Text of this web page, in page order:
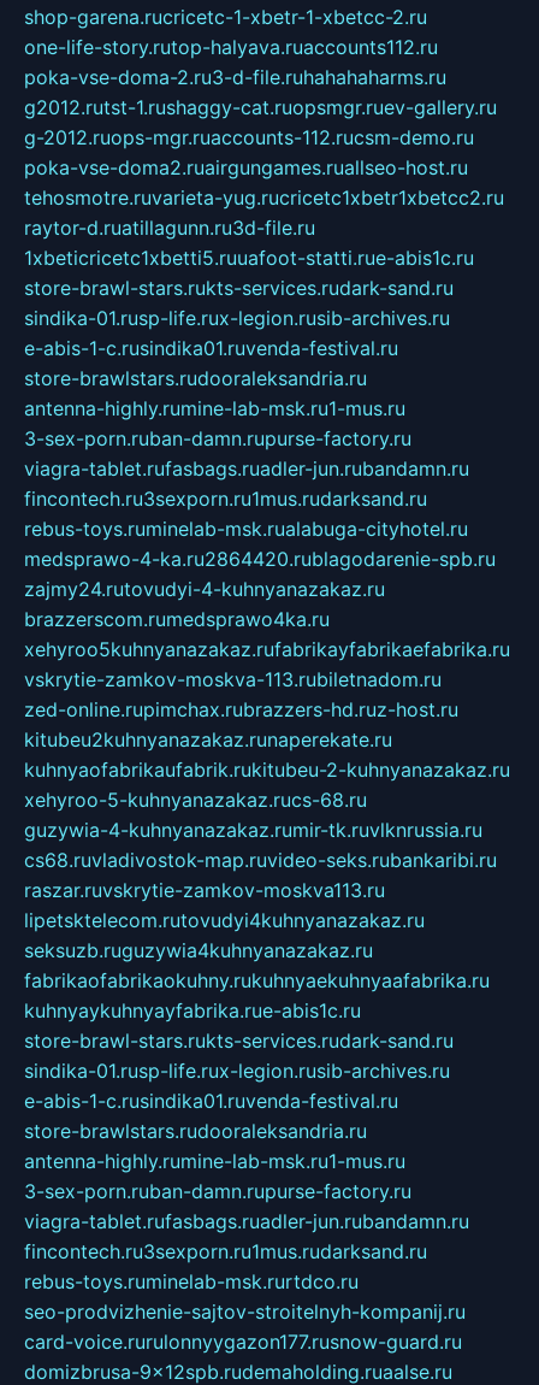
shop-garena.rucricetc-1-xbetr-1-xbetcc-2.ru
one-life-story.rutop-halyava.ruaccounts112.ru
poka-vse-doma-2.ru3-d-file.ruhahahaharms.ru
g2012.rutst-1.rushaggy-cat.ruopsmgr.ruev-gallery.ru
g-2012.ruops-mgr.ruaccounts-112.rucsm-demo.ru
poka-vse-doma2.ruairgungames.ruallseo-host.ru
tehosmotre.ruvarieta-yug.rucricetc1xbetr1xbetcc2.ru
raytor-d.ruatillagunn.ru3d-file.ru
1xbeticricetc1xbetti5.ruuafoot-statti.rue-abis1c.ru
store-brawl-stars.rukts-services.rudark-sand.ru
sindika-01.rusp-life.rux-legion.rusib-archives.ru
e-abis-1-c.rusindika01.ruvenda-festival.ru
store-brawlstars.rudooraleksandria.ru
antenna-highly.rumine-lab-msk.ru1-mus.ru
3-sex-porn.ruban-damn.rupurse-factory.ru
viagra-tablet.rufasbags.ruadler-jun.rubandamn.ru
fincontech.ru3sexporn.ru1mus.rudarksand.ru
rebus-toys.ruminelab-msk.rualabuga-cityhotel.ru
medsprawo-4-ka.ru2864420.rublagodarenie-spb.ru
zajmy24.rutovudyi-4-kuhnyanazakaz.ru
brazzerscom.rumedsprawo4ka.ru
xehyroo5kuhnyanazakaz.rufabrikayfabrikaefabrika.ru
vskrytie-zamkov-moskva-113.rubiletnadom.ru
zed-online.rupimchax.rubrazzers-hd.ruz-host.ru
kitubeu2kuhnyanazakaz.runaperekate.ru
kuhnyaofabrikaufabrik.rukitubeu-2-kuhnyanazakaz.ru
xehyroo-5-kuhnyanazakaz.rucs-68.ru
guzywia-4-kuhnyanazakaz.rumir-tk.ruvlknrussia.ru
cs68.ruvladivostok-map.ruvideo-seks.rubankaribi.ru
raszar.ruvskrytie-zamkov-moskva113.ru
lipetsktelecom.rutovudyi4kuhnyanazakaz.ru
seksuzb.ruguzywia4kuhnyanazakaz.ru
fabrikaofabrikaokuhny.rukuhnyaekuhnyaafabrika.ru
kuhnyaykuhnyayfabrika.rue-abis1c.ru
store-brawl-stars.rukts-services.rudark-sand.ru
sindika-01.rusp-life.rux-legion.rusib-archives.ru
e-abis-1-c.rusindika01.ruvenda-festival.ru
store-brawlstars.rudooraleksandria.ru
antenna-highly.rumine-lab-msk.ru1-mus.ru
3-sex-porn.ruban-damn.rupurse-factory.ru
viagra-tablet.rufasbags.ruadler-jun.rubandamn.ru
fincontech.ru3sexporn.ru1mus.rudarksand.ru
rebus-toys.ruminelab-msk.rurtdco.ru
seo-prodvizhenie-sajtov-stroitelnyh-kompanij.ru
card-voice.rurulonnyygazon177.rusnow-guard.ru
domizbrusa-9x12spb.rudemaholding.ruaalse.ru